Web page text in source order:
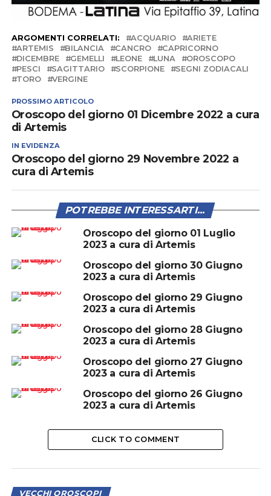
ARGOMENTI CORRELATI: ACQUARIO
ARIETE
ARTEMIS
BILANCIA CANCRO
CAPRICORNO
DICEMBRE
GEMELLI LEONE LUNA
OROSCOPO
PESCI
SAGITTARIO SCORPIONE
SEGNI ZODIACALI
TORO
VERGINE
PROSSIMO ARTICOLO
Oroscopo del giorno 01 Dicembre 2022 a cura
di Artemis
IN EVIDENZA
Oroscopo del giorno 29 Novembre 2022 a
cura di Artemis
POTREBBE INTERESSARTI...
Oroscopo del giorno 01 Luglio
2023 a cura di Artemis
Oroscopo del giorno 30 Giugno
2023 a cura di Artemis
Oroscopo del giorno 29 Giugno
2023 a cura di Artemis
Oroscopo del giorno 28 Giugno
2023 a cura di Artemis
Oroscopo del giorno 27 Giugno
2023 a cura di Artemis
Oroscopo del giorno 26 Giugno
2023 a cura di Artemis
CLICK TO COMMENT
VECCHI OROSCOPI